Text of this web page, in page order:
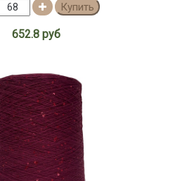
Купить
652.8 руб